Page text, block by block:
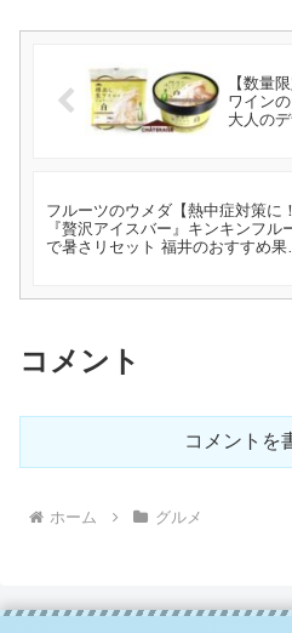
【数量
ワイン
大人の
フルーツのウメダ【熱中症対策に
『贅沢アイスバー』キンキンフル
で暑さリセット 福井のおすすめ果
コメント
コメントを
ホーム グルメ